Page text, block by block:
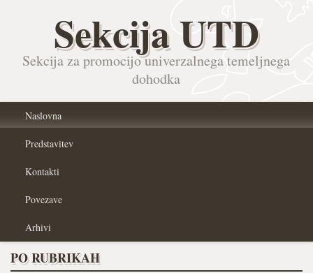
Sekcija UTD
Sekcija za promocijo univerzalnega temeljnega
dohodka
Naslovna
Predstavitev
Kontakti
Povezave
Arhivi
PO RUBRIKAH